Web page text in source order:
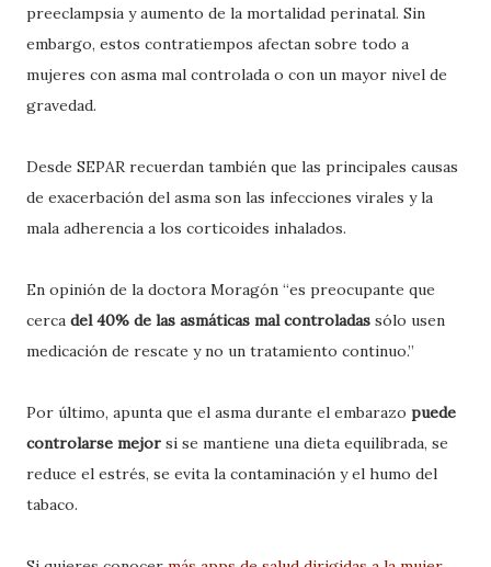
preeclampsia y aumento de la mortalidad perinatal. Sin
embargo, estos contratiempos afectan sobre todo a
mujeres con asma mal controlada o con un mayor nivel de
gravedad.
Desde SEPAR recuerdan también que las principales causas
de exacerbación del asma son las infecciones virales y la
mala adherencia a los corticoides inhalados.
En opinión de la doctora Moragón “es preocupante que
cerca del 40% de las asmáticas mal controladas sólo usen
medicación de rescate y no un tratamiento continuo.”
Por último, apunta que el asma durante el embarazo puede
controlarse mejor si se mantiene una dieta equilibrada, se
reduce el estrés, se evita la contaminación y el humo del
tabaco.